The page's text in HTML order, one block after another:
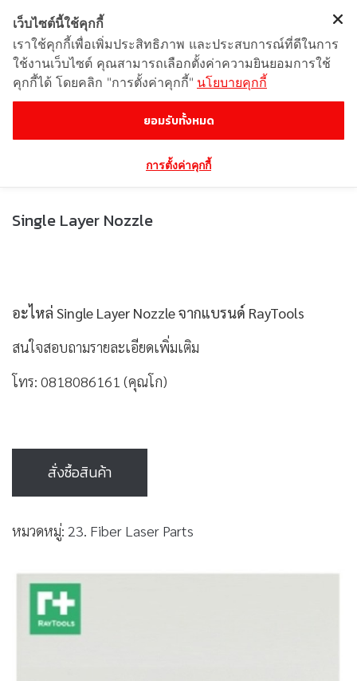
Single Layer Nozzle
Single Layer Nozzle
อะไหล่ Single Layer Nozzle จากแบรนด์ RayTools
สนใจสอบถามรายละเอียดเพิ่มเติม
โทร: 0818086161 (คุณโก)
สั่งซื้อสินค้า
หมวดหมู่: 23. Fiber Laser Parts
เว็บไซต์นี้ใช้คุกกี้
เราใช้คุกกี้เพื่อเพิ่มประสิทธิภาพ และประสบการณ์ที่ดีในการ
ใช้งานเว็บไซต์ คุณสามารถเลือกตั้งค่าความยินยอมการใช้
คุกกี้ได้ โดยคลิก "การตั้งค่าคุกกี้" นโยบายคุกกี้
ยอมรับทั้งหมด
การตั้งค่าคุกกี้